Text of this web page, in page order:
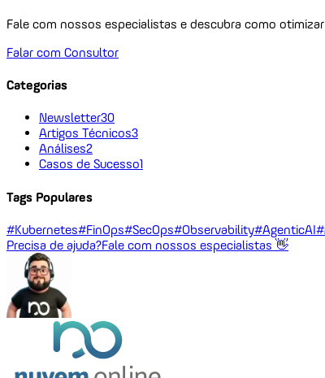
Fale com nossos especialistas e descubra como
Falar com Consultor
Categorias
Newsletter30
Artigos Técnicos3
Análises2
Casos de Sucesso1
Tags Populares
#Kubernetes#FinOps#SecOps#Observability#AgenticAI
Precisa de ajuda?Fale com nossos especialistas 👋